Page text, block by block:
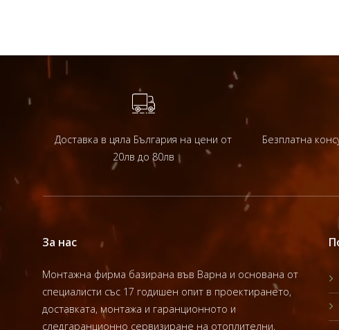
Доставка в цяла България на цени от
20лв до 80лв
Безплатна
За нас
Монтажна фирма базирана във Варна и основана от
специалисти със 17 годишен опит в проектирането,
доставката, монтажа и гаранционното и
следгаранционно сервизиране на отоплителни,